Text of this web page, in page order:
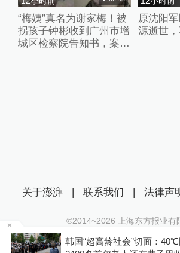
“梅姨”真名为谢家梅！被
拐孩子钟彬收到广州市增
城区检察院告知书，案件
原沈阳
源逝世
韩国“超高龄社会”切面：
关于澎湃 | 联系我们 | 法律声
©2014~2026 上海东方报业有
沪ICP证：沪B2-20170116 | 沪ICP